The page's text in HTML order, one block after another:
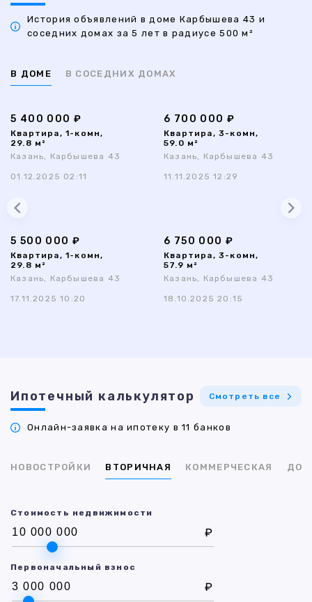
История объявлений в доме Карбышева 43 и
соседних домах за 5 лет в радиусе 500 м²
В ДОМЕ В СОСЕДНИХ ДОМАХ
5 400 000 ₽
Квартира, 1-комн,
29.8 м²
Казань, Карбышева 43
01.12.2025 02:11
6 700 000 ₽
Квартира, 3-комн,
59.0 м²
Казань, Карбышева 43
11.11.2025 12:29
5 500 000 ₽
Квартира, 1-комн,
29.8 м²
Казань, Карбышева 43
17.11.2025 10:20
6 750 000 ₽
Квартира, 3-комн,
57.9 м²
Казань, Карбышева 43
18.10.2025 20:15
Ипотечный калькулятор Смотреть все
Онлайн-заявка на ипотеку в 11 банков
НОВОСТРОЙКИ ВТОРИЧНАЯ КОММЕРЧЕСКАЯ ДОМ
Стоимость недвижимости
₽
Первоначальный взнос
₽